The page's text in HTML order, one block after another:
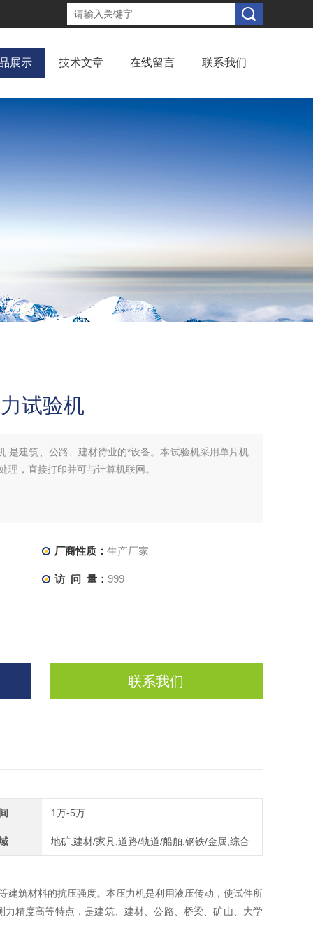
展示 技术文章 在线留言 联系我们
试验机
是建筑、公路、建材待业的*设备。本试验机采用单片机
理，直接打印并可与计算机联网。
厂商性质： 生产厂家
访 问 量： 999
联系我们
1万-5万
地矿,建材/家具,道路/轨道/船舶,钢铁/金属,综合
建筑材料的抗压强度。本压力机是利用液压传动，使试件所
精度高等特点，是建筑、建材、公路、桥梁、矿山、大学